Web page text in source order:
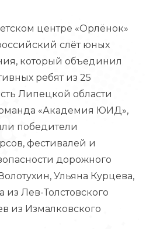
центре «Орлёнок»
слёт юных
который объединил
ребят из 25
Липецкой области
«Академия ЮИД»,
победители
фестивалей и
дорожного
Ульяна Курцева,
из Лев-Толстовского
из Измалковского